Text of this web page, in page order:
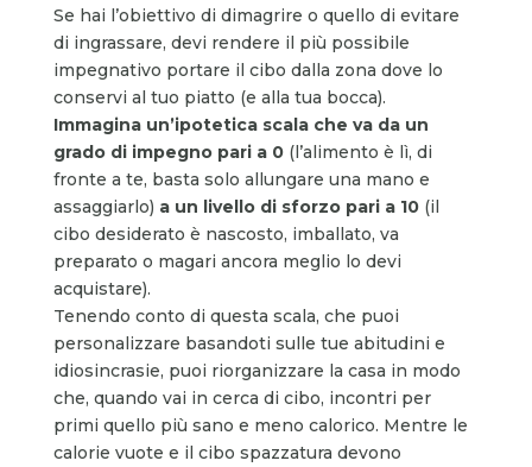
Se hai l’obiettivo di dimagrire o quello di evitare
di ingrassare, devi rendere il più possibile
impegnativo portare il cibo dalla zona dove lo
conservi al tuo piatto (e alla tua bocca).
Immagina un’ipotetica scala che va da un
grado di impegno pari a 0 (l’alimento è lì, di
fronte a te, basta solo allungare una mano e
assaggiarlo) a un livello di sforzo pari a 10 (il
cibo desiderato è nascosto, imballato, va
preparato o magari ancora meglio lo devi
acquistare).
Tenendo conto di questa scala, che puoi
personalizzare basandoti sulle tue abitudini e
idiosincrasie, puoi riorganizzare la casa in modo
che, quando vai in cerca di cibo, incontri per
primi quello più sano e meno calorico. Mentre le
calorie vuote e il cibo spazzatura devono